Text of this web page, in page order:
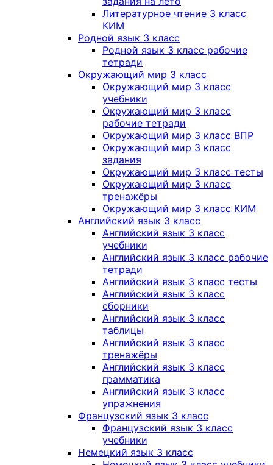
Литературное чтение 3 класс
КИМ
Родной язык 3 класс
Родной язык 3 класс рабочие
тетради
Окружающий мир 3 класс
Окружающий мир 3 класс
учебники
Окружающий мир 3 класс
рабочие тетради
Окружающий мир 3 класс ВПР
Окружающий мир 3 класс
задания
Окружающий мир 3 класс тесты
Окружающий мир 3 класс
тренажёры
Окружающий мир 3 класс КИМ
Английский язык 3 класс
Английский язык 3 класс
учебники
Английский язык 3 класс рабочие
тетради
Английский язык 3 класс тесты
Английский язык 3 класс
сборники
Английский язык 3 класс
таблицы
Английский язык 3 класс
тренажёры
Английский язык 3 класс
грамматика
Английский язык 3 класс
упражнения
Французский язык 3 класс
Французский язык 3 класс
учебники
Немецкий язык 3 класс